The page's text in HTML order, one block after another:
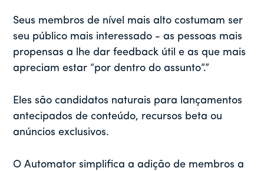
Seus membros de nível mais alto costumam ser
seu público mais interessado - as pessoas mais
propensas a lhe dar feedback útil e as que mais
apreciam estar “por dentro do assunto”.”
Eles são candidatos naturais para lançamentos
antecipados de conteúdo, recursos beta ou
anúncios exclusivos.
O Automator simplifica a adição de membros a